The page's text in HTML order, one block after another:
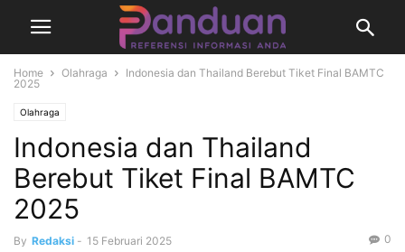
Home Olahraga
Indonesia dan Thailand Berebut Tiket Final BAMTC
2025
Olahraga
Indonesia dan Thailand
Berebut Tiket Final BAMTC
2025
By Redaksi - 15 Februari 2025 0